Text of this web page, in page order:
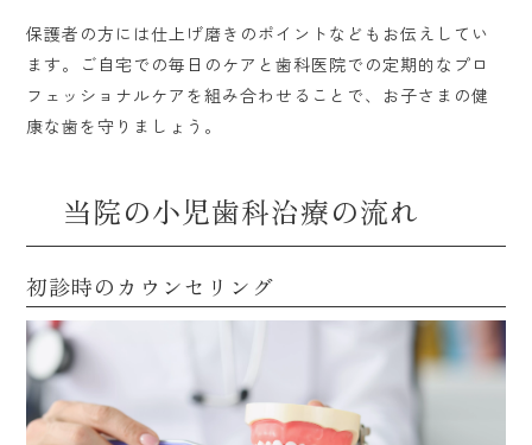
保護者の方には仕上げ磨きのポイントなどもお伝えしてい
ます。ご自宅での毎日のケアと歯科医院での定期的なプロ
フェッショナルケアを組み合わせることで、お子さまの健
康な歯を守りましょう。
当院の小児歯科治療の流れ
初診時のカウンセリング